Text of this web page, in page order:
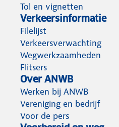
Tol en vignetten
Verkeersinformatie
Filelijst
Verkeersverwachting
Wegwerkzaamheden
Flitsers
Over ANWB
Werken bij ANWB
Vereniging en bedrijf
Voor de pers